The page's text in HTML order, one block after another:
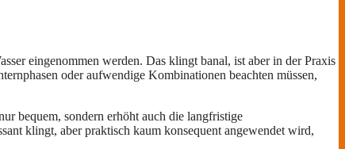
eingenommen werden. Das klingt banal, ist aber in der Praxis
oder aufwendige Kombinationen beachten müssen,
bequem, sondern erhöht auch die langfristige
klingt, aber praktisch kaum konsequent angewendet wird,